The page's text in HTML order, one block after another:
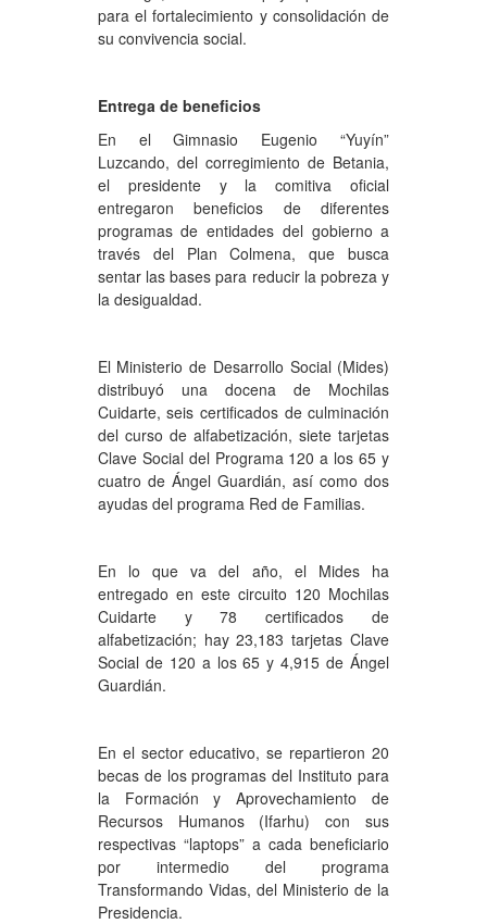
para el fortalecimiento y consolidación de
su convivencia social.
Entrega de beneficios
En el Gimnasio Eugenio “Yuyín”
Luzcando, del corregimiento de Betania,
el presidente y la comitiva oficial
entregaron beneficios de diferentes
programas de entidades del gobierno a
través del Plan Colmena, que busca
sentar las bases para reducir la pobreza y
la desigualdad.
El Ministerio de Desarrollo Social (Mides)
distribuyó una docena de Mochilas
Cuidarte, seis certificados de culminación
del curso de alfabetización, siete tarjetas
Clave Social del Programa 120 a los 65 y
cuatro de Ángel Guardián, así como dos
ayudas del programa Red de Familias.
En lo que va del año, el Mides ha
entregado en este circuito 120 Mochilas
Cuidarte y 78 certificados de
alfabetización; hay 23,183 tarjetas Clave
Social de 120 a los 65 y 4,915 de Ángel
Guardián.
En el sector educativo, se repartieron 20
becas de los programas del Instituto para
la Formación y Aprovechamiento de
Recursos Humanos (Ifarhu) con sus
respectivas “laptops” a cada beneficiario
por intermedio del programa
Transformando Vidas, del Ministerio de la
Presidencia.